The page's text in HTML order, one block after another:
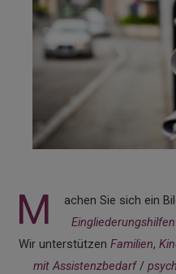
M achen Sie sich ein
Eingliederungshilfen
Wir unterstützen Familien,
mit Assistenzbedarf/